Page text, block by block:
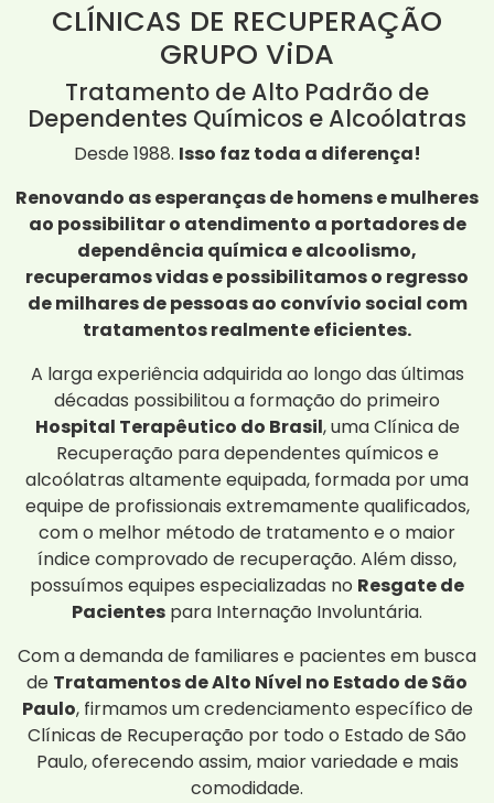
CLÍNICAS DE RECUPERAÇÃO
GRUPO ViDA
Tratamento de Alto Padrão de
Dependentes Químicos e Alcoólatras
Desde 1988. Isso faz toda a diferença!
Renovando as esperanças de homens e mulheres
ao possibilitar o atendimento a portadores de
dependência química e alcoolismo,
recuperamos vidas e possibilitamos o regresso
de milhares de pessoas ao convívio social com
tratamentos realmente eficientes.
A larga experiência adquirida ao longo das últimas
décadas possibilitou a formação do primeiro
Hospital Terapêutico do Brasil, uma Clínica de
Recuperação para dependentes químicos e
alcoólatras altamente equipada, formada por uma
equipe de profissionais extremamente qualificados,
com o melhor método de tratamento e o maior
índice comprovado de recuperação. Além disso,
possuímos equipes especializadas no Resgate de
Pacientes para Internação Involuntária.
Com a demanda de familiares e pacientes em busca
de Tratamentos de Alto Nível no Estado de São
Paulo, firmamos um credenciamento específico de
Clínicas de Recuperação por todo o Estado de São
Paulo, oferecendo assim, maior variedade e mais
comodidade.